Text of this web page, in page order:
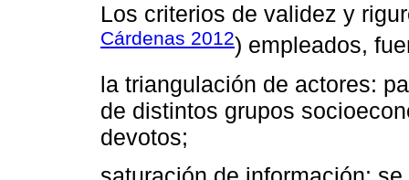
Los criterios de validez y
Cárdenas 2012) empleados,
la triangulación de actores:
de distintos grupos
devotos;